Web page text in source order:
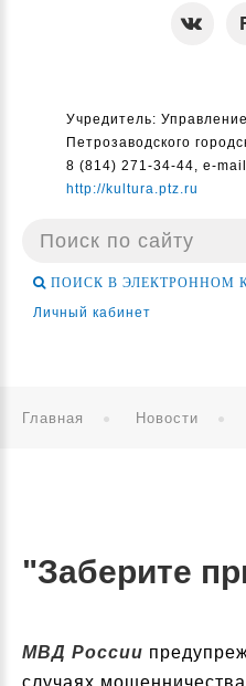
Учредитель:
Петрозаводского
8 (814) 271-34-44, e-
http://kultura.ptz.ru
Поиск
ПОИСК В ЭЛЕКТРОННОМ
Личный кабинет
Главная Новости
"Заберите
МВД России
случаях